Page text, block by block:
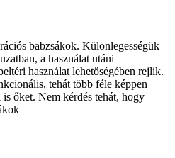
babzsákok. Különlegességük
a használat utáni
használat lehetőségében rejlik.
tehát több féle képpen
őket. Nem kérdés tehát, hogy